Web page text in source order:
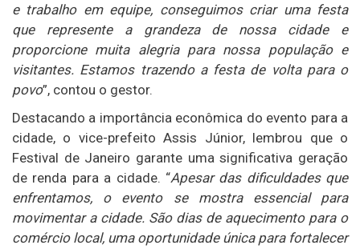
e trabalho em equipe, conseguimos criar uma festa
que represente a grandeza de nossa cidade e
proporcione muita alegria para nossa população e
visitantes. Estamos trazendo a festa de volta para o
povo”, contou o gestor.
Destacando a importância econômica do evento para a
cidade, o vice-prefeito Assis Júnior, lembrou que o
Festival de Janeiro garante uma significativa geração
de renda para a cidade. “Apesar das dificuldades que
enfrentamos, o evento se mostra essencial para
movimentar a cidade. São dias de aquecimento para o
comércio local, uma oportunidade única para fortalecer